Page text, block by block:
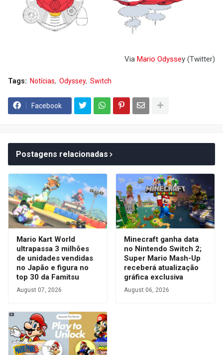
Via Mario Odyssey (Twitter)
Tags: Notícias Odyssey Switch
Facebook
Postagens relacionadas
Mario Kart World
ultrapassa 3 milhões
de unidades vendidas
no Japão e figura no
top 30 da Famitsu
August 07, 2026
Minecraft ganha data
no Nintendo Switch 2;
Super Mario Mash-Up
receberá atualização
gráfica exclusiva
August 06, 2026